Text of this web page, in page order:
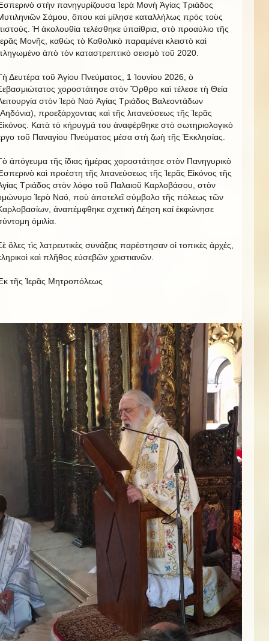
στὴν πανηγυρίζουσα Ἱερὰ Μονὴ Ἁγίας Τριάδος
Σάμου, ὅπου καὶ μίλησε καταλλήλως πρὸς τοὺς
Ἡ ἀκολουθία τελέσθηκε ὑπαίθρια, στὸ προαύλιο τῆς
Μονῆς, καθὼς τὸ Καθολικὸ παραμένει κλειστὸ καὶ
ἀπὸ τὸν καταστρεπτικὸ σεισμὸ τοῦ 2020.
Δευτέρα τοῦ Ἁγίου Πνεύματος, 1 Ἰουνίου 2026, ὁ
χοροστάτησε στὸν Ὄρθρο καὶ τέλεσε τὴ Θεία
στὸν Ἱερὸ Ναὸ Ἁγίας Τριάδος Βαλεοντάδων
προεξάρχοντας καὶ τῆς λιτανεύσεως τῆς Ἱερᾶς
Κατὰ τὸ κήρυγμά του ἀναφέρθηκε στὸ σωτηριολογικὸ
τοῦ Παναγίου Πνεύματος μέσα στὴ ζωὴ τῆς Ἐκκλησίας.
ἀπόγευμα τῆς ἴδιας ἡμέρας χοροστάτησε στὸν Πανηγυρικὸ
καὶ προέστη τῆς λιτανεύσεως τῆς Ἱερᾶς Εἰκόνος τῆς
Τριάδος στὸν λόφο τοῦ Παλαιοῦ Καρλοβάσου, στὸν
Ἱερὸ Ναό, ποὺ ἀποτελεῖ σύμβολο τῆς πόλεως τῶν
ἀναπέμφθηκε σχετική Δέηση καί ἐκφώνησε
ὁμιλία.
ὅλες τὶς λατρευτικὲς συνάξεις παρέστησαν οἱ τοπικὲς ἀρχές,
καὶ πλῆθος εὐσεβῶν χριστιανῶν.
τῆς Ἱερᾶς Μητροπόλεως